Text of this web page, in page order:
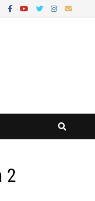
2